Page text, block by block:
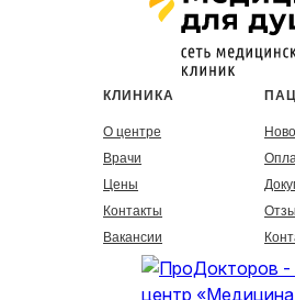
КЛИНИКА
О центре
Врачи
Цены
Контакты
Вакансии